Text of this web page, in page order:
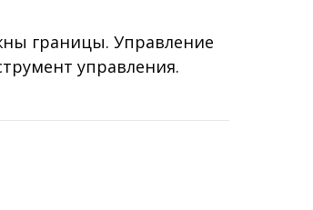
границы. Управление
управления.